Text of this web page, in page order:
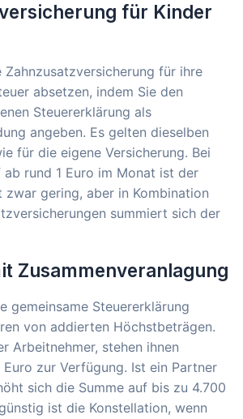
für Kinder
Zahnzusatzversicherung für ihre
absetzen, indem Sie den
Steuererklärung als
angeben. Es gelten dieselben
für die eigene Versicherung. Bei
rund 1 Euro im Monat ist der
zwar gering, aber in Kombination
summiert sich der
Zusammenveranlagung
gemeinsame Steuererklärung
von addierten Höchstbeträgen.
Arbeitnehmer, stehen ihnen
zur Verfügung. Ist ein Partner
sich die Summe auf bis zu 4.700
ist die Konstellation, wenn